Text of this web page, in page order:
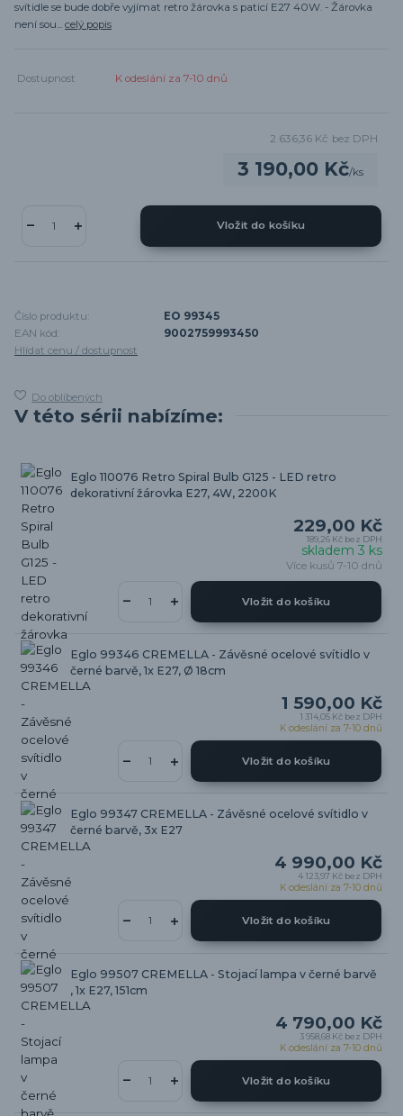
svítidle se bude dobře vyjímat retro žárovka s paticí E27 40W. - Žárovka
není sou... celý popis
Dostupnost K odeslání za 7-10 dnů
3 190,00 Kč/ks
2 636,36 Kč bez DPH
Vložit do košíku
Číslo produktu:
EO 99345
EAN kód:
9002759993450
Hlídat cenu / dostupnost
Do oblíbených
V této sérii nabízíme:
Eglo 110076 Retro Spiral Bulb G125 - LED retro
dekorativní žárovka E27, 4W, 2200K
229,00 Kč
189,26 Kč bez DPH
skladem 3 ks
Více kusů 7-10 dnů
Vložit do košíku
Eglo 99346 CREMELLA - Závěsné ocelové svítidlo v
černé barvě, 1x E27, Ø 18cm
1 590,00 Kč
1 314,05 Kč bez DPH
K odeslání za 7-10 dnů
Vložit do košíku
Eglo 99347 CREMELLA - Závěsné ocelové svítidlo v
černé barvě, 3x E27
4 990,00 Kč
4 123,97 Kč bez DPH
K odeslání za 7-10 dnů
Vložit do košíku
Eglo 99507 CREMELLA - Stojací lampa v černé barvě
, 1x E27, 151cm
4 790,00 Kč
3 958,68 Kč bez DPH
K odeslání za 7-10 dnů
Vložit do košíku